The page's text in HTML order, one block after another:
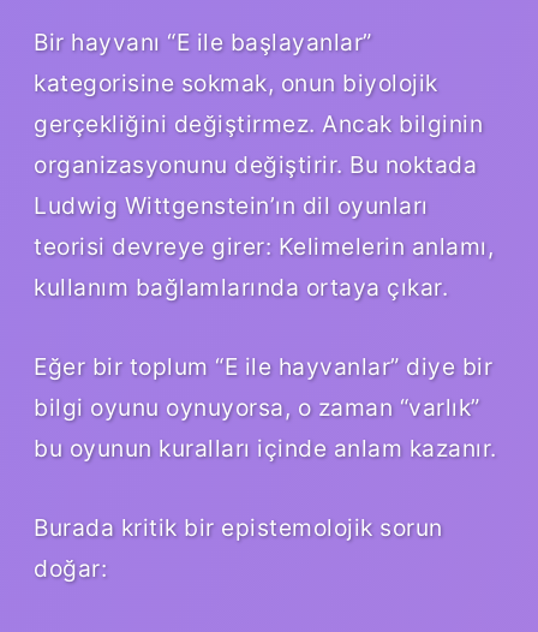
Bir hayvanı “E ile başlayanlar”
kategorisine sokmak, onun biyolojik
gerçekliğini değiştirmez. Ancak bilginin
organizasyonunu değiştirir. Bu noktada
Ludwig Wittgenstein’ın dil oyunları
teorisi devreye girer: Kelimelerin anlamı,
kullanım bağlamlarında ortaya çıkar.
Eğer bir toplum “E ile hayvanlar” diye bir
bilgi oyunu oynuyorsa, o zaman “varlık”
bu oyunun kuralları içinde anlam kazanır.
Burada kritik bir epistemolojik sorun
doğar: